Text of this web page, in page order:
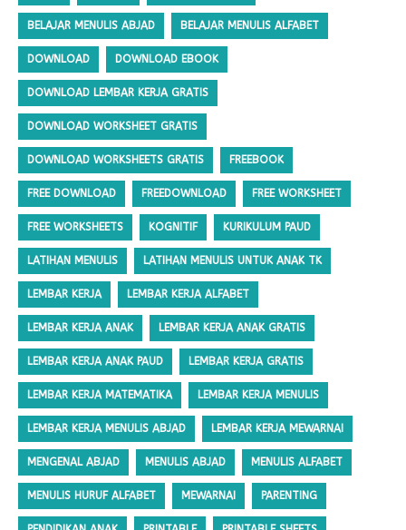
BELAJAR MENULIS ABJAD BELAJAR MENULIS ALFABET
DOWNLOAD DOWNLOAD EBOOK
DOWNLOAD LEMBAR KERJA GRATIS
DOWNLOAD WORKSHEET GRATIS
DOWNLOAD WORKSHEETS GRATIS FREEBOOK
FREE DOWNLOAD FREEDOWNLOAD FREE WORKSHEET
FREE WORKSHEETS KOGNITIF KURIKULUM PAUD
LATIHAN MENULIS LATIHAN MENULIS UNTUK ANAK TK
LEMBAR KERJA LEMBAR KERJA ALFABET
LEMBAR KERJA ANAK LEMBAR KERJA ANAK GRATIS
LEMBAR KERJA ANAK PAUD LEMBAR KERJA GRATIS
LEMBAR KERJA MATEMATIKA LEMBAR KERJA MENULIS
LEMBAR KERJA MENULIS ABJAD LEMBAR KERJA MEWARNAI
MENGENAL ABJAD MENULIS ABJAD MENULIS ALFABET
MENULIS HURUF ALFABET MEWARNAI PARENTING